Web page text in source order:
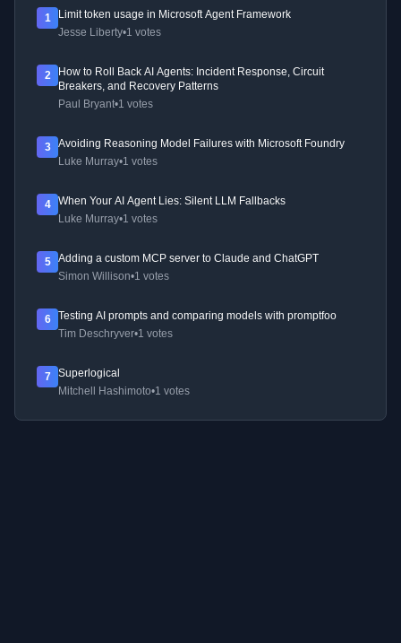
1
Limit token usage in Microsoft Agent Framework
Jesse Liberty•1 votes
2
How to Roll Back AI Agents: Incident Response, Circuit
Breakers, and Recovery Patterns
Paul Bryant•1 votes
3
Avoiding Reasoning Model Failures with Microsoft Foundry
Luke Murray•1 votes
4
When Your AI Agent Lies: Silent LLM Fallbacks
Luke Murray•1 votes
5
Adding a custom MCP server to Claude and ChatGPT
Simon Willison•1 votes
6
Testing AI prompts and comparing models with promptfoo
Tim Deschryver•1 votes
7
Superlogical
Mitchell Hashimoto•1 votes